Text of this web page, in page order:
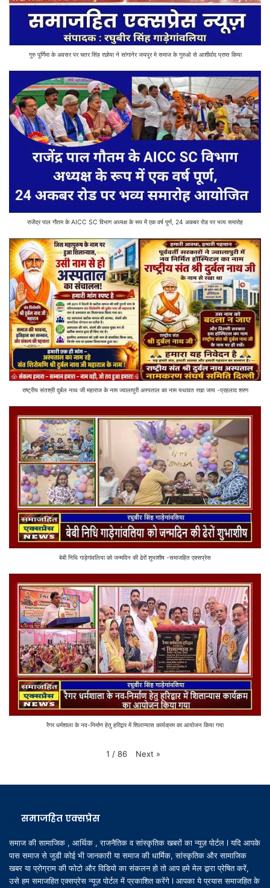
गुरु पूर्णिमा के अवसर पर चतर सिंह रछोया ने सांगानेर जयपुर मे समाज के गुरुओ से आशीर्वाद प्राप्त किया
राजेंद्र पाल गौतम के AICC SC विभाग अध्यक्ष के रूप में एक वर्ष पूर्ण, 24 अकबर रोड पर भव्य समारोह
राष्ट्रीय संतश्री दुर्बल नाथ जी महाराज के नाम ज्वालापुरी अस्पताल का नाम यथावत रखा जाय -प्रहलाद शरण
बेबी निधि गाड़ेगांवलिया को जन्मदिन की ढेरों शुभाशीष -समाजहित एक्सप्रेस
रैगर धर्मशाला के नव-निर्माण हेतु हरिद्वार में शिलान्यास कार्यक्रम का आयोजन किया गया
1 / 86 Next »
समाजहित एक्सप्रेस
समाज की सामाजिक , आर्थिक , राजनैतिक व सांस्कृतिक खबरों का न्यूज़ पोर्टल l यदि आपके
पास समाज से जुडी कोई भी जानकारी या समाज की धार्मिक, सांस्कृतिक और सामाजिक
खबर या प्रोग्राम की फोटो और विडियो का संकलन हो तो आप हमे मेल द्वारा प्रेषित करें,
उसे हम समाजहित एक्सप्रेस न्यूज़ पोर्टल में प्रकाशित करेंगे l आपका ये प्रयास समाजहित के